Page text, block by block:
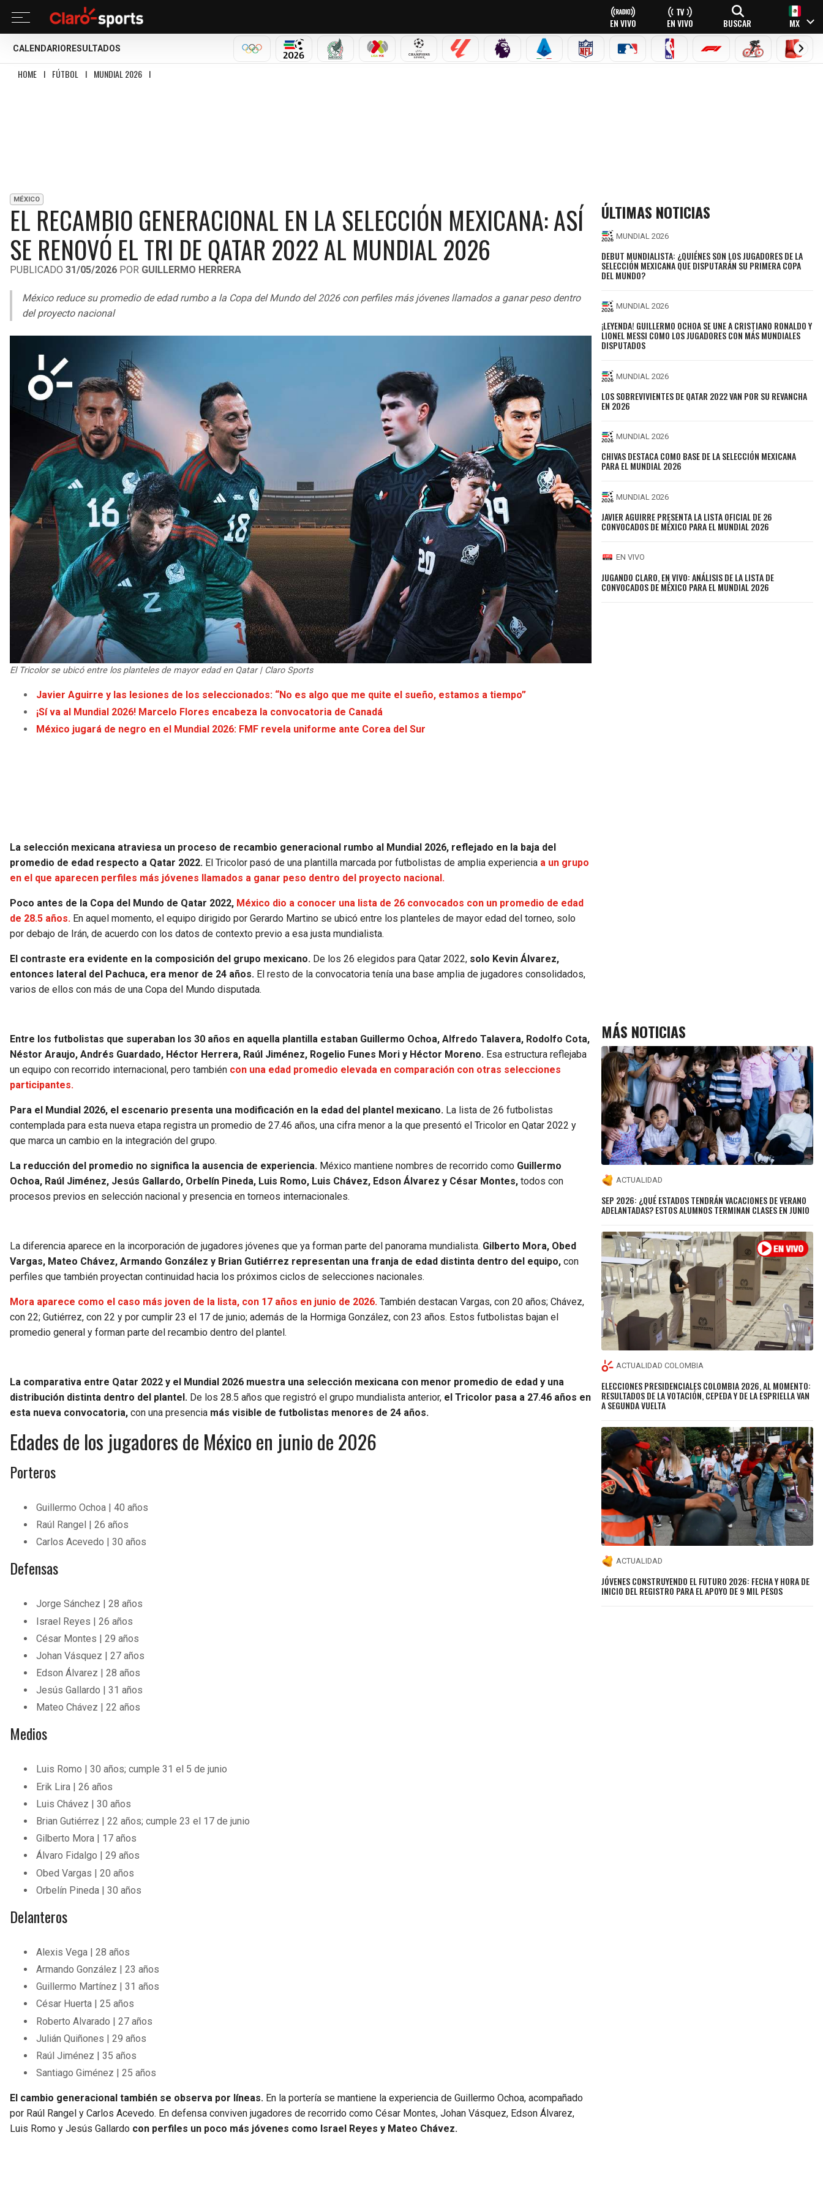
EN VIVO EN VIVO BUSCAR MX
CALENDARIO RESULTADOS
OLÍMPICOSMUNDIAL 2026SELECCIÓN MEXICANA
LIGA MX CHAMPIONS LEAGUE
LALIGA PREMIER LEAGUE
SERIE A NFL MLB NBA FÓRMULA 1CICLISMOBOXEO
HOME I FÚTBOL I MUNDIAL 2026 I
MÉXICO
EL RECAMBIO GENERACIONAL EN LA SELECCIÓN MEXICANA: ASÍ
SE RENOVÓ EL TRI DE QATAR 2022 AL MUNDIAL 2026
PUBLICADO 31/05/2026 POR GUILLERMO HERRERA
México reduce su promedio de edad rumbo a la Copa del Mundo del 2026 con perfiles más jóvenes llamados a ganar peso dentro
del proyecto nacional
El Tricolor se ubicó entre los planteles de mayor edad en Qatar | Claro Sports
Javier Aguirre y las lesiones de los seleccionados: “No es algo que me quite el sueño, estamos a tiempo”
¡Sí va al Mundial 2026! Marcelo Flores encabeza la convocatoria de Canadá
México jugará de negro en el Mundial 2026: FMF revela uniforme ante Corea del Sur
La selección mexicana atraviesa un proceso de recambio generacional rumbo al Mundial 2026, reflejado en la baja del
promedio de edad respecto a Qatar 2022. El Tricolor pasó de una plantilla marcada por futbolistas de amplia experiencia a un grupo
en el que aparecen perfiles más jóvenes llamados a ganar peso dentro del proyecto nacional.
Poco antes de la Copa del Mundo de Qatar 2022, México dio a conocer una lista de 26 convocados con un promedio de edad
de 28.5 años. En aquel momento, el equipo dirigido por Gerardo Martino se ubicó entre los planteles de mayor edad del torneo, solo
por debajo de Irán, de acuerdo con los datos de contexto previo a esa justa mundialista.
El contraste era evidente en la composición del grupo mexicano. De los 26 elegidos para Qatar 2022, solo Kevin Álvarez,
entonces lateral del Pachuca, era menor de 24 años. El resto de la convocatoria tenía una base amplia de jugadores consolidados,
varios de ellos con más de una Copa del Mundo disputada.
Entre los futbolistas que superaban los 30 años en aquella plantilla estaban Guillermo Ochoa, Alfredo Talavera, Rodolfo Cota,
Néstor Araujo, Andrés Guardado, Héctor Herrera, Raúl Jiménez, Rogelio Funes Mori y Héctor Moreno. Esa estructura reflejaba
un equipo con recorrido internacional, pero también con una edad promedio elevada en comparación con otras selecciones
participantes.
Para el Mundial 2026, el escenario presenta una modificación en la edad del plantel mexicano. La lista de 26 futbolistas
contemplada para esta nueva etapa registra un promedio de 27.46 años, una cifra menor a la que presentó el Tricolor en Qatar 2022 y
que marca un cambio en la integración del grupo.
La reducción del promedio no significa la ausencia de experiencia. México mantiene nombres de recorrido como Guillermo
Ochoa, Raúl Jiménez, Jesús Gallardo, Orbelín Pineda, Luis Romo, Luis Chávez, Edson Álvarez y César Montes, todos con
procesos previos en selección nacional y presencia en torneos internacionales.
La diferencia aparece en la incorporación de jugadores jóvenes que ya forman parte del panorama mundialista. Gilberto Mora, Obed
Vargas, Mateo Chávez, Armando González y Brian Gutiérrez representan una franja de edad distinta dentro del equipo, con
perfiles que también proyectan continuidad hacia los próximos ciclos de selecciones nacionales.
Mora aparece como el caso más joven de la lista, con 17 años en junio de 2026. También destacan Vargas, con 20 años; Chávez,
con 22; Gutiérrez, con 22 y por cumplir 23 el 17 de junio; además de la Hormiga González, con 23 años. Estos futbolistas bajan el
promedio general y forman parte del recambio dentro del plantel.
La comparativa entre Qatar 2022 y el Mundial 2026 muestra una selección mexicana con menor promedio de edad y una
distribución distinta dentro del plantel. De los 28.5 años que registró el grupo mundialista anterior, el Tricolor pasa a 27.46 años en
esta nueva convocatoria, con una presencia más visible de futbolistas menores de 24 años.
Edades de los jugadores de México en junio de 2026
Porteros
Guillermo Ochoa | 40 años
Raúl Rangel | 26 años
Carlos Acevedo | 30 años
Defensas
Jorge Sánchez | 28 años
Israel Reyes | 26 años
César Montes | 29 años
Johan Vásquez | 27 años
Edson Álvarez | 28 años
Jesús Gallardo | 31 años
Mateo Chávez | 22 años
Medios
Luis Romo | 30 años; cumple 31 el 5 de junio
Erik Lira | 26 años
Luis Chávez | 30 años
Brian Gutiérrez | 22 años; cumple 23 el 17 de junio
Gilberto Mora | 17 años
Álvaro Fidalgo | 29 años
Obed Vargas | 20 años
Orbelín Pineda | 30 años
Delanteros
Alexis Vega | 28 años
Armando González | 23 años
Guillermo Martínez | 31 años
César Huerta | 25 años
Roberto Alvarado | 27 años
Julián Quiñones | 29 años
Raúl Jiménez | 35 años
Santiago Giménez | 25 años
El cambio generacional también se observa por líneas. En la portería se mantiene la experiencia de Guillermo Ochoa, acompañado
por Raúl Rangel y Carlos Acevedo. En defensa conviven jugadores de recorrido como César Montes, Johan Vásquez, Edson Álvarez,
Luis Romo y Jesús Gallardo con perfiles un poco más jóvenes como Israel Reyes y Mateo Chávez.
ÚLTIMAS NOTICIAS
MUNDIAL 2026
DEBUT MUNDIALISTA: ¿QUIÉNES SON LOS JUGADORES DE LA
SELECCIÓN MEXICANA QUE DISPUTARÁN SU PRIMERA COPA
DEL MUNDO?
MUNDIAL 2026
¡LEYENDA! GUILLERMO OCHOA SE UNE A CRISTIANO RONALDO Y
LIONEL MESSI COMO LOS JUGADORES CON MÁS MUNDIALES
DISPUTADOS
MUNDIAL 2026
LOS SOBREVIVIENTES DE QATAR 2022 VAN POR SU REVANCHA
EN 2026
MUNDIAL 2026
CHIVAS DESTACA COMO BASE DE LA SELECCIÓN MEXICANA
PARA EL MUNDIAL 2026
MUNDIAL 2026
JAVIER AGUIRRE PRESENTA LA LISTA OFICIAL DE 26
CONVOCADOS DE MÉXICO PARA EL MUNDIAL 2026
EN VIVO
JUGANDO CLARO, EN VIVO: ANÁLISIS DE LA LISTA DE
CONVOCADOS DE MÉXICO PARA EL MUNDIAL 2026
MÁS NOTICIAS
ACTUALIDAD
SEP 2026: ¿QUÉ ESTADOS TENDRÁN VACACIONES DE VERANO
ADELANTADAS? ESTOS ALUMNOS TERMINAN CLASES EN JUNIO
ACTUALIDAD COLOMBIA
ELECCIONES PRESIDENCIALES COLOMBIA 2026, AL MOMENTO:
RESULTADOS DE LA VOTACIÓN, CEPEDA Y DE LA ESPRIELLA VAN
A SEGUNDA VUELTA
ACTUALIDAD
JÓVENES CONSTRUYENDO EL FUTURO 2026: FECHA Y HORA DE
INICIO DEL REGISTRO PARA EL APOYO DE 9 MIL PESOS